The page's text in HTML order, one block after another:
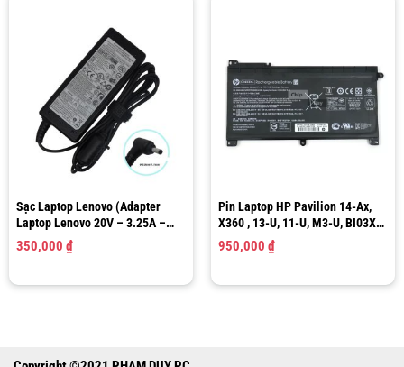
Sạc Laptop Lenovo (Adapter
Laptop Lenovo 20V – 3.25A –
60W) Size 4.0mm x 1.7mm
350,000 ₫
Pin Laptop HP Pavilion 14-Ax,
X360 , 13-U, 11-U, M3-U, BI03XL,
ON03XL | Battery Laptop HP
BI03XL
950,000 ₫